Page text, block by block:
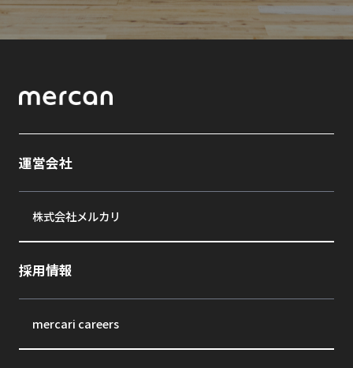
運営会社
株式会社メルカリ
採用情報
mercari careers